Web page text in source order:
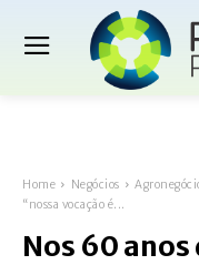
Home Negócios
“nossa vocação é...
Nos 60 anos